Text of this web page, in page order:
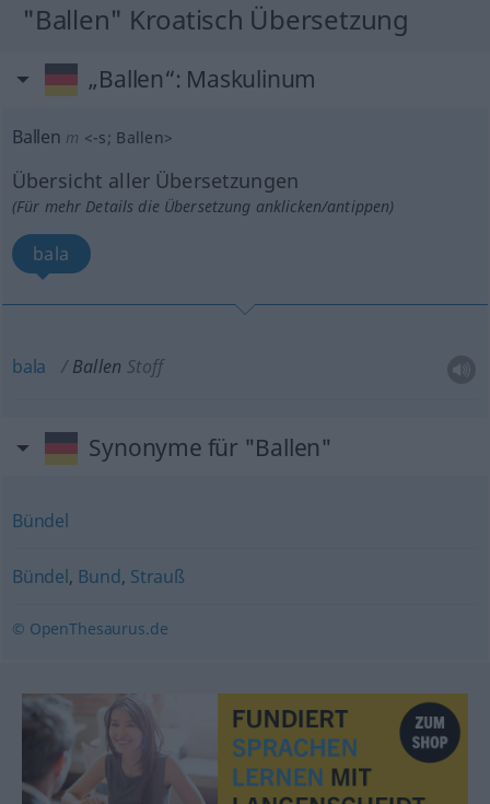
"Ballen" Kroatisch Übersetzung
„Ballen“: Maskulinum
Ballen m <-s; Ballen>
Übersicht aller Übersetzungen
(Für mehr Details die Übersetzung anklicken/antippen)
bala
bala Ballen Stoff
Synonyme für "Ballen"
Bündel
Bündel, Bund, Strauß
© OpenThesaurus.de